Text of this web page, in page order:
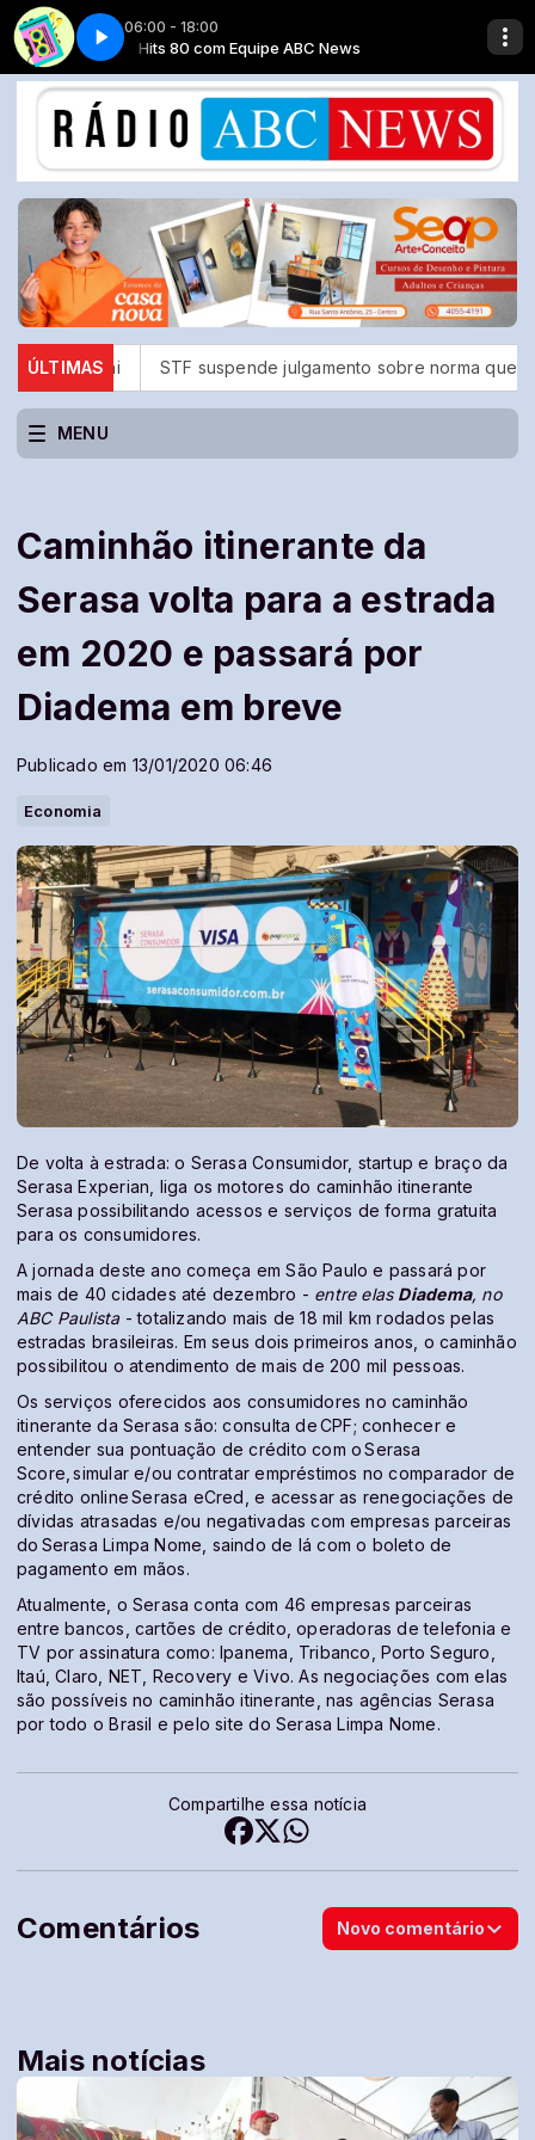
06:00 - 18:00
Hits 80 com Equipe ABC News
K7 - Parte 3
ÚLTIMASSTF suspende julgamento sobre norma que proíbe
MENU
Caminhão itinerante da
Serasa volta para a estrada
em 2020 e passará por
Diadema em breve
Publicado em 13/01/2020 06:46
Economia
De volta à estrada: o Serasa Consumidor, startup e braço da
Serasa Experian, liga os motores do caminhão itinerante
Serasa possibilitando acessos e serviços de forma gratuita
para os consumidores.
A jornada deste ano começa em São Paulo e passará por
mais de 40 cidades até dezembro - entre elas Diadema, no
ABC Paulista- totalizando mais de 18 mil km rodados pelas
estradas brasileiras. Em seus dois primeiros anos, o caminhão
possibilitou o atendimento de mais de 200 mil pessoas.
Os serviços oferecidos aos consumidores no caminhão
itinerante da Serasa são: consulta de CPF; conhecer e
entender sua pontuação de crédito com o Serasa
Score, simular e/ou contratar empréstimos no comparador de
crédito online Serasa eCred, e acessar as renegociações de
dívidas atrasadas e/ou negativadas com empresas parceiras
do Serasa Limpa Nome, saindo de lá com o boleto de
pagamento em mãos.
Atualmente, o Serasa conta com 46 empresas parceiras
entre bancos, cartões de crédito, operadoras de telefonia e
TV por assinatura como: Ipanema, Tribanco, Porto Seguro,
Itaú, Claro, NET, Recovery e Vivo. As negociações com elas
são possíveis no caminhão itinerante, nas agências Serasa
por todo o Brasil e pelo site do Serasa Limpa Nome.
Compartilhe essa notícia
Comentários Novo comentário
Mais notícias